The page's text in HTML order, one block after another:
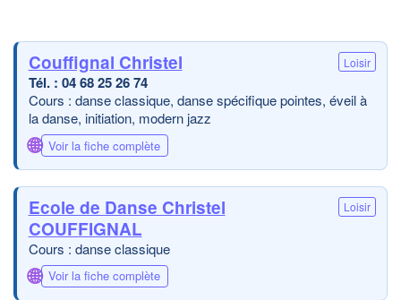
Couffignal Christel Loisir
04 68 25 26 74
Cours : danse classique, danse spécifique pointes, éveil à
la danse, initiation, modern jazz
🌐 Voir la fiche complète
Ecole de Danse Christel
COUFFIGNAL
Loisir
Cours : danse classique
🌐 Voir la fiche complète